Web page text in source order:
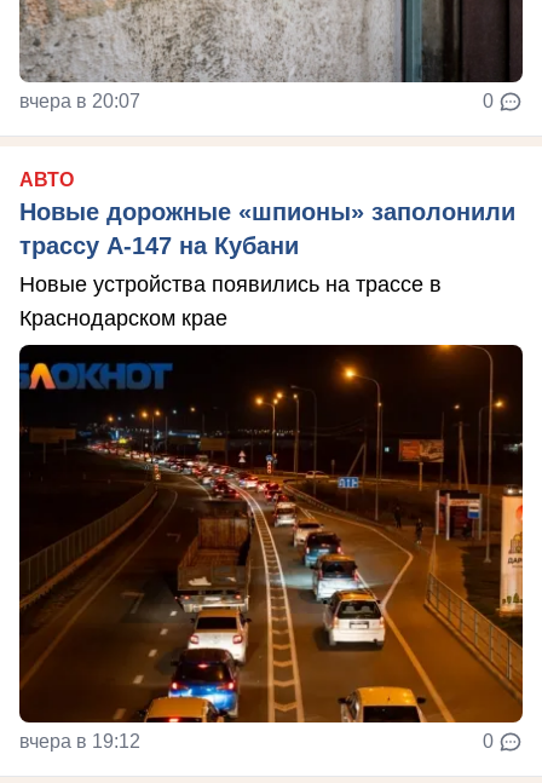
вчера в 20:07 0
АВТО
Новые дорожные «шпионы» заполонили
трассу А-147 на Кубани
Новые устройства появились на трассе в
Краснодарском крае
вчера в 19:12 0